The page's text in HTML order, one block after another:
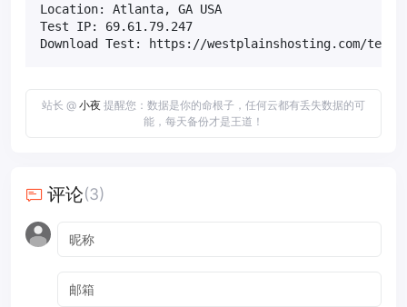
Location: Atlanta, GA USA
Test IP: 69.61.79.247
Download Test: https://westplainshosting.com/
站长 @ 小夜 提醒您：数据是你的命根子，任何云都有丢失数据的可
能，每天备份才是王道！
评论(3)